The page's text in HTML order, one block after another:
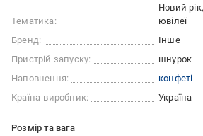
Тематика:
Новий рік
ювілеї
Бренд:
Інше
Пристрій запуску:
шнурок
Наповнення:
конфеті
Країна-виробник:
Україна
Розмір та вага